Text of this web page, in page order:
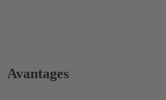
Avantages